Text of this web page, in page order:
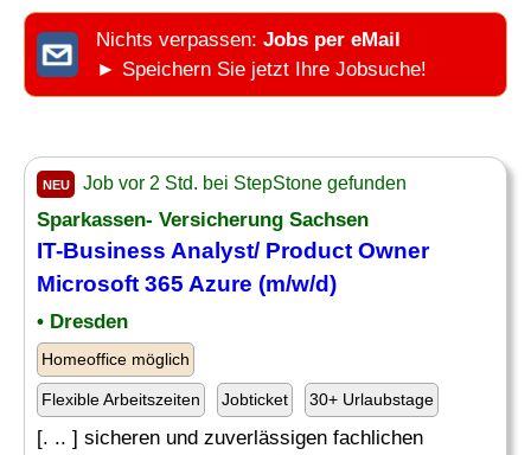
Nichts verpassen: Jobs per eMail
► Speichern Sie jetzt Ihre Jobsuche!
NEU Job vor 2 Std. bei StepStone gefunden
Sparkassen- Versicherung Sachsen
IT-Business Analyst/ Product Owner
Microsoft 365 Azure (m/w/d)
• Dresden
Homeoffice möglich
Flexible Arbeitszeiten Jobticket 30+ Urlaubstage
[. .. ] sicheren und zuverlässigen fachlichen